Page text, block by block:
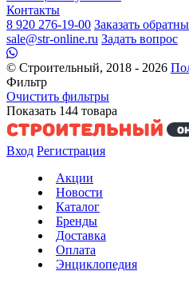
Контакты
8 920 276-19-00 Заказать
sale@str-online.ru Задать вопрос
© Строительный, 2018 - 2026
Фильтр
Очистить фильтры
Показать 144 товара
Вход Регистрация
Акции
Новости
Каталог
Бренды
Доставка
Оплата
Энциклопедия